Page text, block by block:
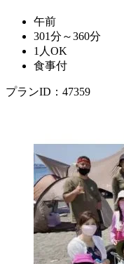
午前
301分～360分
1人OK
食事付
プランID：47359